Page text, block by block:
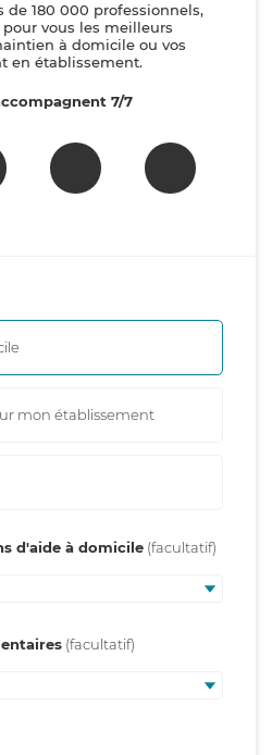
de 180 000 professionnels,
vous les meilleurs
à domicile ou vos
en établissement.
7/7
mon établissement
d'aide à domicile